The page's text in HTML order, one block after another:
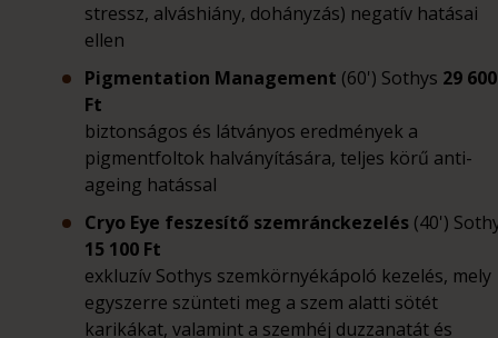
stressz, alváshiány, dohányzás) negatív hatásai
ellen
Pigmentation Management (60') Sothys 29 600
Ft
biztonságos és látványos eredmények a
pigmentfoltok halványítására, teljes körű anti-
ageing hatással
Cryo Eye feszesítő szemránckezelés (40')
15 100 Ft
exkluzív Sothys szemkörnyékápoló kezelés, mely
egyszerre szünteti meg a szem alatti sötét
karikákat, valamint a szemhéj duzzanatát és